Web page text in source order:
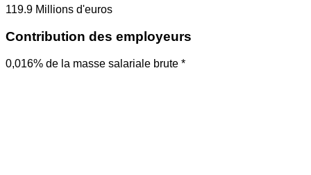
119.9 Millions d'euros
Contribution des employeurs
0,016% de la masse salariale brute *